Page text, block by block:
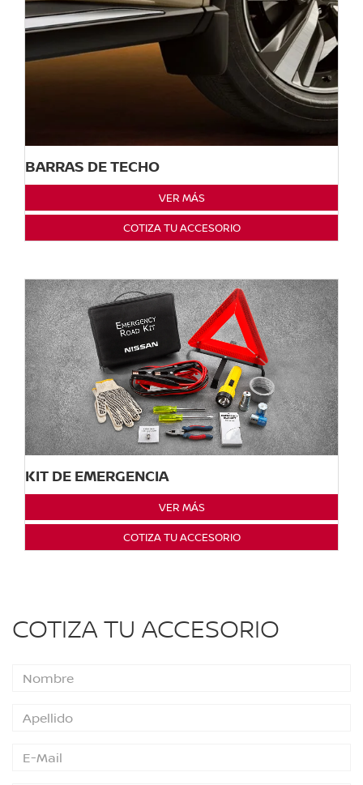
BARRAS DE TECHO
VER MÁS
COTIZA TU ACCESORIO
KIT DE EMERGENCIA
VER MÁS
COTIZA TU ACCESORIO
COTIZA TU ACCESORIO